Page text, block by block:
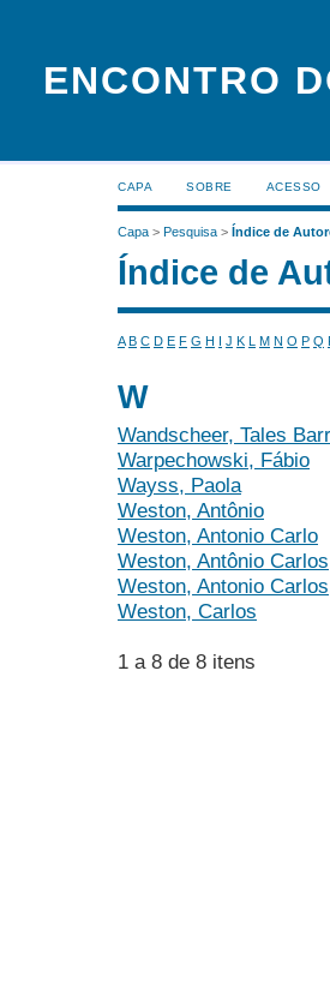
ENCONTRO
CAPA SOBRE ACESSO
Capa > Pesquisa > Índice de
Índice de
A B C D E F G H I J K L M N O P Q
W
Wandscheer, Tales
Warpechowski, Fábio
Wayss, Paola
Weston, Antônio
Weston, Antonio Carlo
Weston, Antônio Carlos
Weston, Antonio Carlos
Weston, Carlos
1 a 8 de 8 itens